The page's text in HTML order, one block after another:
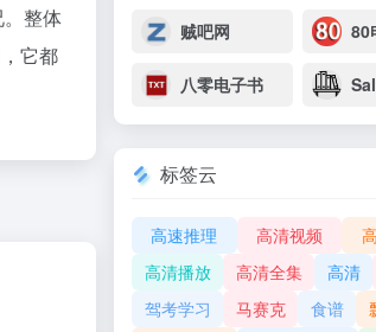
整体
它都
贼吧网 80
八零电子书
标签云
高速推理 高清视频
高清播放
高清全集 高清
驾考学习
马赛克 食谱